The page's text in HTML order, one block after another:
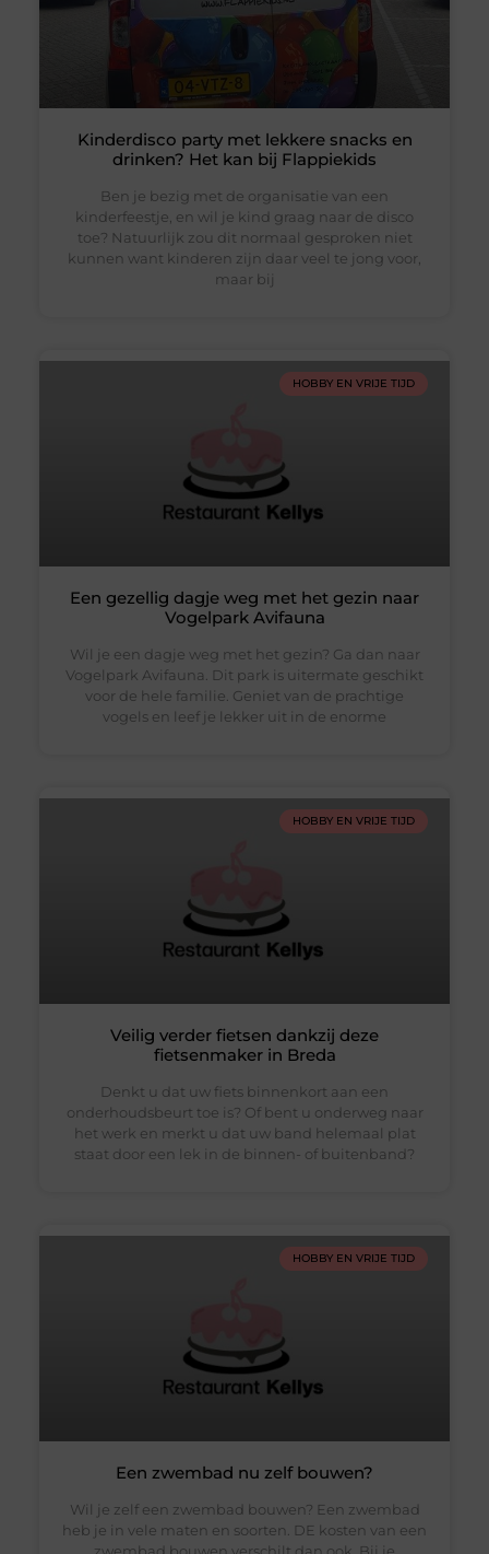
Kinderdisco party met lekkere snacks en
drinken? Het kan bij Flappiekids
Ben je bezig met de organisatie van een
kinderfeestje, en wil je kind graag naar de disco
toe? Natuurlijk zou dit normaal gesproken niet
kunnen want kinderen zijn daar veel te jong voor,
maar bij
HOBBY EN VRIJE TIJD
Een gezellig dagje weg met het gezin naar
Vogelpark Avifauna
Wil je een dagje weg met het gezin? Ga dan naar
Vogelpark Avifauna. Dit park is uitermate geschikt
voor de hele familie. Geniet van de prachtige
vogels en leef je lekker uit in de enorme
HOBBY EN VRIJE TIJD
Veilig verder fietsen dankzij deze
fietsenmaker in Breda
Denkt u dat uw fiets binnenkort aan een
onderhoudsbeurt toe is? Of bent u onderweg naar
het werk en merkt u dat uw band helemaal plat
staat door een lek in de binnen- of buitenband?
HOBBY EN VRIJE TIJD
Een zwembad nu zelf bouwen?
Wil je zelf een zwembad bouwen? Een zwembad
heb je in vele maten en soorten. DE kosten van een